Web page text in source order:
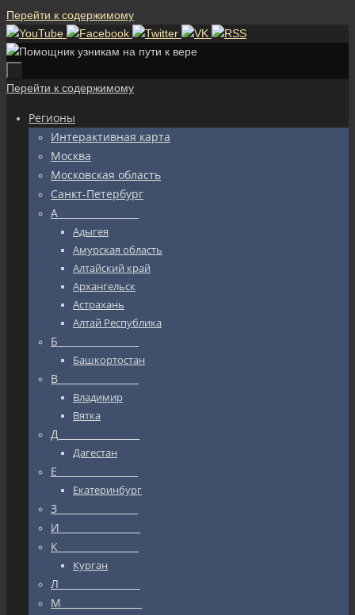
Перейти к содержимому
Перейти к содержимому
Регионы
Интерактивная карта
Москва
Московская область
Санкт-Петербург
А_________________
Адыгея
Амурская область
Алтайский край
Архангельск
Астрахань
Алтай Республика
Б_________________
Башкортостан
В_________________
Владимир
Вятка
Д_________________
Дагестан
Е_________________
Екатеринбург
З_________________
И_________________
К_________________
Курган
Л_________________
М_________________